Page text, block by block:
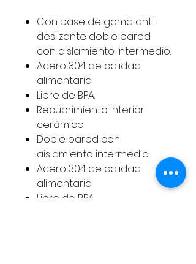
Con base de goma anti-
deslizante doble pared
con aislamiento intermedio.
Acero 304 de calidad
alimentaria
Libre de BPA.
Recubrimiento interior
cerámico
Doble pared con
aislamiento intermedio
Acero 304 de calidad
alimentaria
Libre de BPA